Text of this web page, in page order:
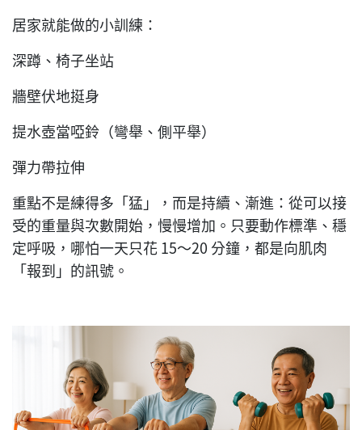
居家就能做的小訓練：
深蹲、椅子坐站
牆壁伏地挺身
提水壺當啞鈴（彎舉、側平舉）
彈力帶拉伸
重點不是練得多「猛」，而是持續、漸進：從可以接
受的重量與次數開始，慢慢增加。只要動作標準、穩
定呼吸，哪怕一天只花 15～20 分鐘，都是向肌肉
「報到」的訊號。